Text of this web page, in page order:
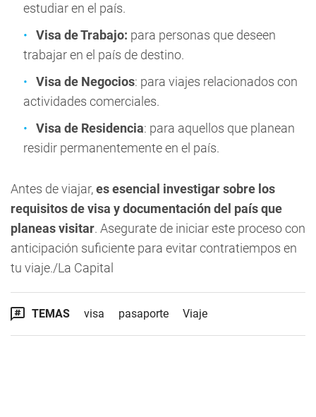
estudiar en el país.
Visa de Trabajo: para personas que deseen
trabajar en el país de destino.
Visa de Negocios: para viajes relacionados con
actividades comerciales.
Visa de Residencia: para aquellos que planean
residir permanentemente en el país.
Antes de viajar,es esencial investigar sobre los
requisitos de visa y documentación del país que
planeas visitar. Asegurate de iniciar este proceso con
anticipación suficiente para evitar contratiempos en
tu viaje./La Capital
TEMAS visa pasaporte Viaje